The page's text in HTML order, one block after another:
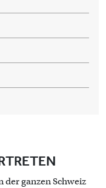
ganzen Schweiz